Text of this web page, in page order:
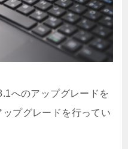
へのアップグレードを
プグレードを行ってい